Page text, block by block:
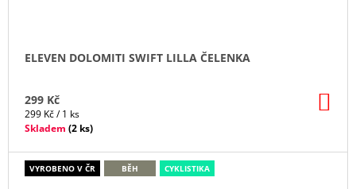
ELEVEN DOLOMITI SWIFT LILLA ČELENKA
299 Kč
Měrná
cena:
299 Kč / 1 ks
Skladem (2 ks)
VYROBENO V ČR BĚH CYKLISTIKA